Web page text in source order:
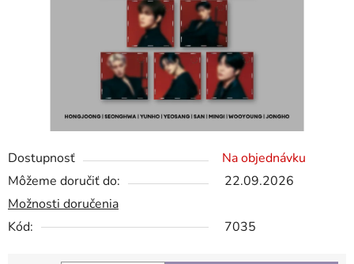
Dostupnosť
Na objednávku
Môžeme doručiť do:
22.09.2026
Možnosti doručenia
Kód:
7035